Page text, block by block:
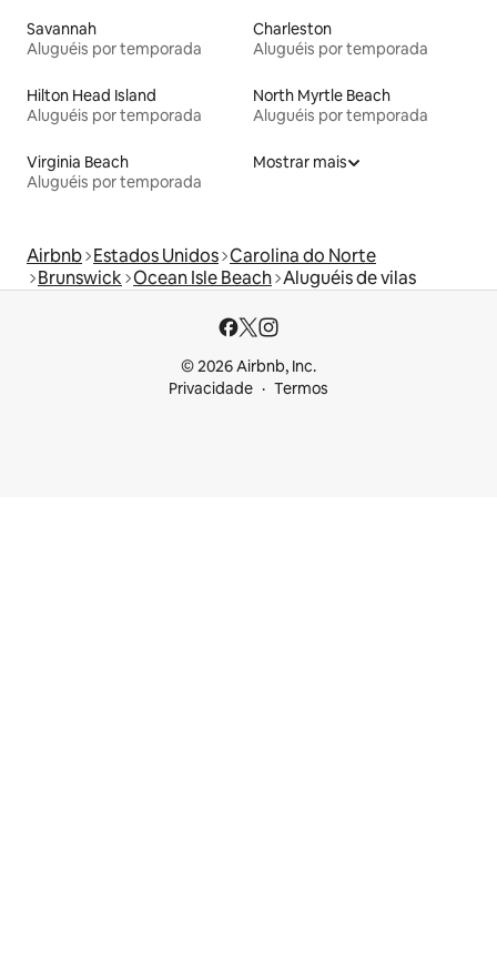
Savannah
Aluguéis por temporada
Charleston
Aluguéis por temporada
Hilton Head Island
Aluguéis por temporada
North Myrtle Beach
Aluguéis por temporada
Virginia Beach
Aluguéis por temporada
Mostrar mais
Airbnb Estados Unidos Carolina do Norte
Brunswick Ocean Isle Beach Aluguéis de vilas
© 2026 Airbnb, Inc.
Privacidade
Termos